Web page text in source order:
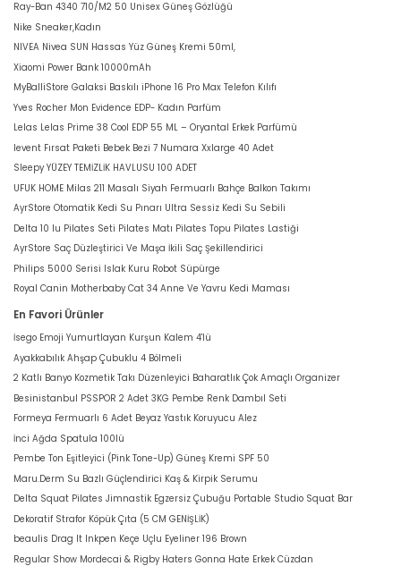
Ray-Ban 4340 710/M2 50 Unisex Güneş Gözlüğü
Nike Sneaker,Kadın
NIVEA Nivea SUN Hassas Yüz Güneş Kremi 50ml,
Xiaomi Power Bank 10000mAh
MyBalliStore Galaksi Baskılı iPhone 16 Pro Max Telefon Kılıfı
Yves Rocher Mon Evidence EDP- Kadın Parfüm
Lelas Lelas Prime 38 Cool EDP 55 ML – Oryantal Erkek Parfümü
levent Fırsat Paketi Bebek Bezi 7 Numara Xxlarge 40 Adet
Sleepy YÜZEY TEMİZLİK HAVLUSU 100 ADET
UFUK HOME Milas 211 Masalı Siyah Fermuarlı Bahçe Balkon Takımı
AyrStore Otomatik Kedi Su Pınarı Ultra Sessiz Kedi Su Sebili
Delta 10 lu Pilates Seti Pilates Matı Pilates Topu Pilates Lastiği
AyrStore Saç Düzleştirici Ve Maşa İkili Saç Şekillendirici
Philips 5000 Serisi Islak Kuru Robot Süpürge
Royal Canin Motherbaby Cat 34 Anne Ve Yavru Kedi Maması
En Favori Ürünler
İsego Emoji Yumurtlayan Kurşun Kalem 4'lü
Ayakkabılık Ahşap Çubuklu 4 Bölmeli
2 Katlı Banyo Kozmetik Takı Düzenleyici Baharatlık Çok Amaçlı Organizer
Besinistanbul PSSPOR 2 Adet 3KG Pembe Renk Dambıl Seti
Formeya Fermuarlı 6 Adet Beyaz Yastık Koruyucu Alez
İnci Ağda Spatula 100lü
Pembe Ton Eşitleyici (Pink Tone-Up) Güneş Kremi SPF 50
Maru.Derm Su Bazlı Güçlendirici Kaş & Kirpik Serumu
Delta Squat Pilates Jimnastik Egzersiz Çubuğu Portable Studio Squat Bar
Dekoratif Strafor Köpük Çıta (5 CM GENİŞLİK)
beaulis Drag It Inkpen Keçe Uçlu Eyeliner 196 Brown
Regular Show Mordecai & Rigby Haters Gonna Hate Erkek Cüzdan